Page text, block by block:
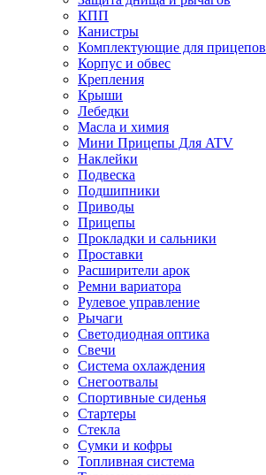
КПП
Канистры
Комплектующие для прицепов
Корпус и обвес
Крепления
Крыши
Лебедки
Масла и химия
Мини Прицепы Для ATV
Наклейки
Подвеска
Подшипники
Приводы
Прицепы
Прокладки и сальники
Проставки
Расширители арок
Ремни вариатора
Рулевое управление
Рычаги
Светодиодная оптика
Свечи
Система охлаждения
Снегоотвалы
Спортивные сиденья
Стартеры
Стекла
Сумки и кофры
Топливная система